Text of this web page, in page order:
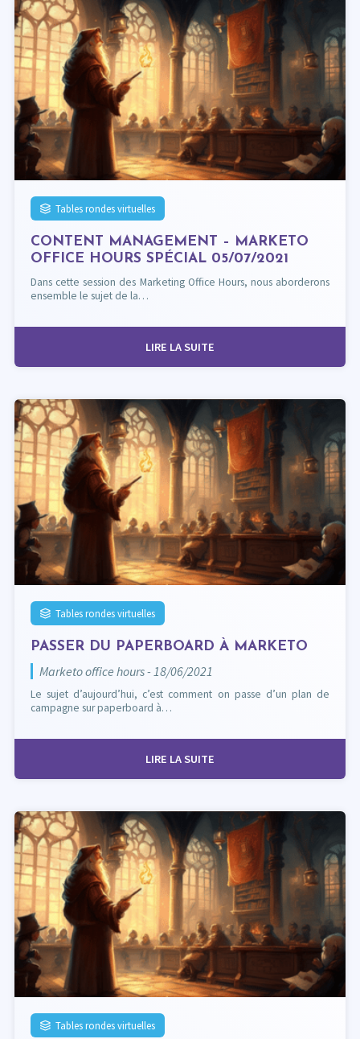
Tables rondes virtuelles
CONTENT MANAGEMENT – MARKETO
OFFICE HOURS SPÉCIAL 05/07/2021
Dans cette session des Marketing Office Hours, nous aborderons
ensemble le sujet de la…
LIRE LA SUITE
Tables rondes virtuelles
PASSER DU PAPERBOARD À MARKETO
Marketo office hours - 18/06/2021
Le sujet d’aujourd’hui, c’est comment on passe d’un plan de
campagne sur paperboard à…
LIRE LA SUITE
Tables rondes virtuelles